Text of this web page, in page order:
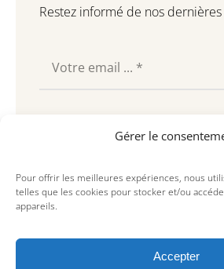
Gérer le
Pour offrir les meilleures expériences, nous
telles que les cookies pour stocker et/ou
appareils.
Accepter
Restez informé de nos
Souscrire